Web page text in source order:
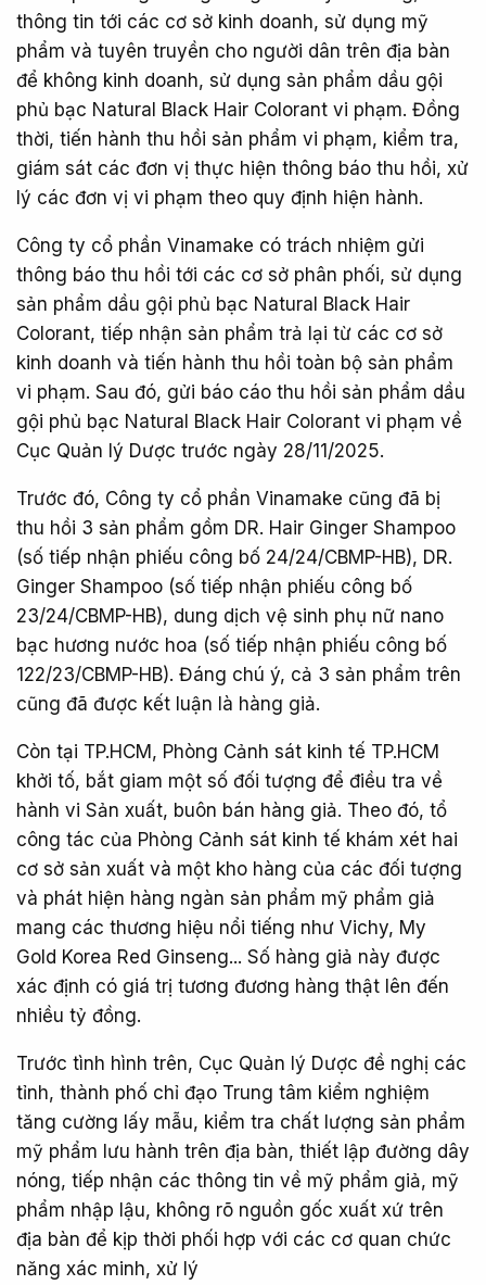
thông tin tới các cơ sở kinh doanh, sử dụng mỹ
phẩm và tuyên truyền cho người dân trên địa bàn
để không kinh doanh, sử dụng sản phẩm dầu gội
phủ bạc Natural Black Hair Colorant vi phạm. Đồng
thời, tiến hành thu hồi sản phẩm vi phạm, kiểm tra,
giám sát các đơn vị thực hiện thông báo thu hồi, xử
lý các đơn vị vi phạm theo quy định hiện hành.
Công ty cổ phần Vinamake có trách nhiệm gửi
thông báo thu hồi tới các cơ sở phân phối, sử dụng
sản phẩm dầu gội phủ bạc Natural Black Hair
Colorant, tiếp nhận sản phẩm trả lại từ các cơ sở
kinh doanh và tiến hành thu hồi toàn bộ sản phẩm
vi phạm. Sau đó, gửi báo cáo thu hồi sản phẩm dầu
gội phủ bạc Natural Black Hair Colorant vi phạm về
Cục Quản lý Dược trước ngày 28/11/2025.
Trước đó, Công ty cổ phần Vinamake cũng đã bị
thu hồi 3 sản phẩm gồm DR. Hair Ginger Shampoo
(số tiếp nhận phiếu công bố 24/24/CBMP-HB), DR.
Ginger Shampoo (số tiếp nhận phiếu công bố
23/24/CBMP-HB), dung dịch vệ sinh phụ nữ nano
bạc hương nước hoa (số tiếp nhận phiếu công bố
122/23/CBMP-HB). Đáng chú ý, cả 3 sản phẩm trên
cũng đã được kết luận là hàng giả.
Còn tại TP.HCM, Phòng Cảnh sát kinh tế TP.HCM
khởi tố, bắt giam một số đối tượng để điều tra về
hành vi Sản xuất, buôn bán hàng giả. Theo đó, tổ
công tác của Phòng Cảnh sát kinh tế khám xét hai
cơ sở sản xuất và một kho hàng của các đối tượng
và phát hiện hàng ngàn sản phẩm mỹ phẩm giả
mang các thương hiệu nổi tiếng như Vichy, My
Gold Korea Red Ginseng... Số hàng giả này được
xác định có giá trị tương đương hàng thật lên đến
nhiều tỷ đồng.
Trước tình hình trên, Cục Quản lý Dược đề nghị các
tỉnh, thành phố chỉ đạo Trung tâm kiểm nghiệm
tăng cường lấy mẫu, kiểm tra chất lượng sản phẩm
mỹ phẩm lưu hành trên địa bàn, thiết lập đường dây
nóng, tiếp nhận các thông tin về mỹ phẩm giả, mỹ
phẩm nhập lậu, không rõ nguồn gốc xuất xứ trên
địa bàn để kịp thời phối hợp với các cơ quan chức
năng xác minh, xử lý